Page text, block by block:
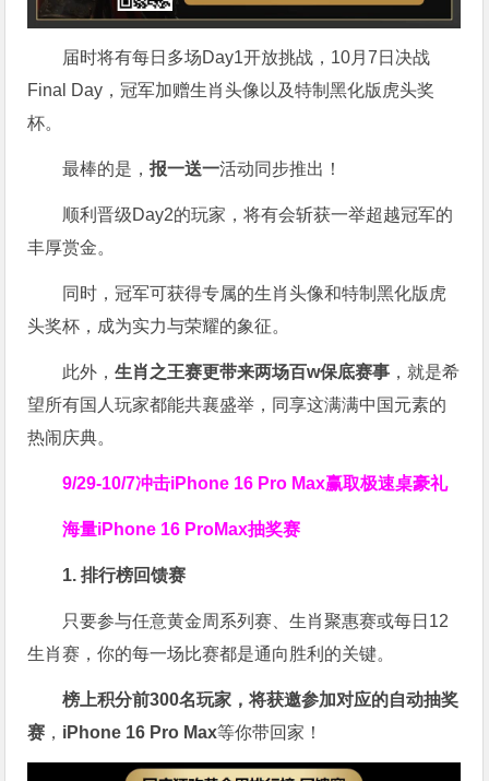
届时将有每日多场Day1开放挑战，10月7日决战
Final Day，冠军加赠生肖头像以及特制黑化版虎头奖
杯。
最棒的是，报一送一活动同步推出！
顺利晋级Day2的玩家，将有会斩获一举超越冠军的
丰厚赏金。
同时，冠军可获得专属的生肖头像和特制黑化版虎
头奖杯，成为实力与荣耀的象征。
此外，生肖之王赛更带来两场百w保底赛事 ，就是希
望所有国人玩家都能共襄盛举，同享这满满中国元素的
热闹庆典。
9/29-10/7冲击iPhone 16 Pro Max赢取极速桌豪礼
海量iPhone 16 ProMax抽奖赛
1. 排行榜回馈赛
只要参与任意黄金周系列赛、生肖聚惠赛或每日12
生肖赛，你的每一场比赛都是通向胜利的关键。
榜上积分前300名玩家，将获邀参加对应的自动抽奖
赛 ， iPhone 16 Pro Max等你带回家！